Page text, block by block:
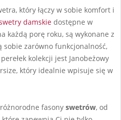
który łączy w sobie komfort i
damskie dostępne w
każdą porę roku, są wykonane z
sobie zarówno funkcjonalność,
kolekcji jest Janobeżowy
który idealnie wpisuje się w
fasony swetrów, od